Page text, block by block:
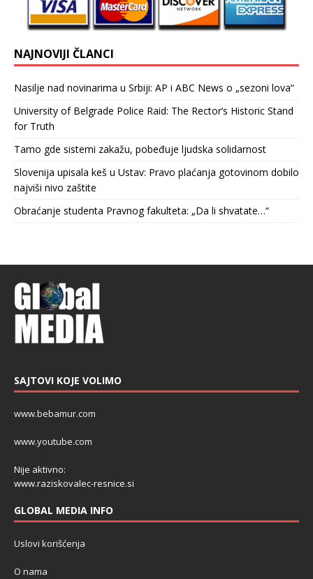
NAJNOVIJI ČLANCI
Nasilje nad novinarima u Srbiji: AP i ABC News o „sezoni lova“
University of Belgrade Police Raid: The Rector’s Historic Stand
for Truth
Tamo gde sistemi zakažu, pobeđuje ljudska solidarnost
Slovenija upisala keš u Ustav: Pravo plaćanja gotovinom dobilo
najviši nivo zaštite
Obraćanje studenta Pravnog fakulteta: „Da li shvatate…“
SAJTOVI KOJE VOLIMO
www.bebamur.com
www.youtube.com
Nije aktivno:
www.raziskovalec-resnice.si
GLOBAL MEDIA INFO
Uslovi korišćenja
O nama